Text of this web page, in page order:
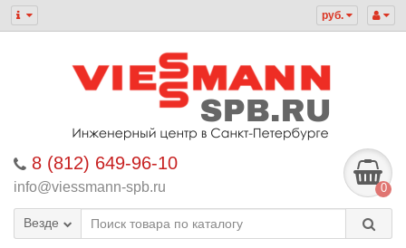
руб.
8 (812) 649-96-10
info@viessmann-spb.ru 0
Везде